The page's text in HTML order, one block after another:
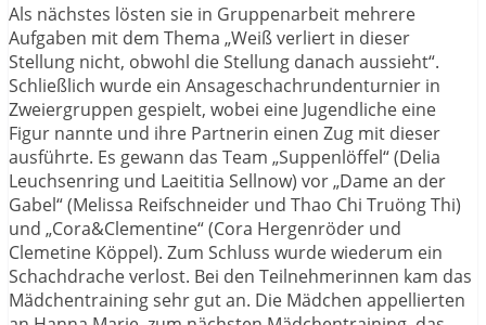
Als nächstes lösten sie in Gruppenarbeit mehrere
Aufgaben mit dem Thema „Weiß verliert in dieser
Stellung nicht, obwohl die Stellung danach aussieht“.
Schließlich wurde ein Ansageschachrundenturnier in
Zweiergruppen gespielt, wobei eine Jugendliche eine
Figur nannte und ihre Partnerin einen Zug mit dieser
ausführte. Es gewann das Team „Suppenlöffel“ (Delia
Leuchsenring und Laeititia Sellnow) vor „Dame an der
Gabel“ (Melissa Reifschneider und Thao Chi Truöng Thi)
und „Cora&Clementine“ (Cora Hergenröder und
Clemetine Köppel). Zum Schluss wurde wiederum ein
Schachdrache verlost. Bei den Teilnehmerinnen kam das
Mädchentraining sehr gut an. Die Mädchen appellierten